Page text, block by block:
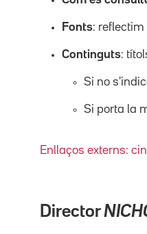
Fonts:
Continguts:
Si no
Si porta la
Enllaços externs:
Director